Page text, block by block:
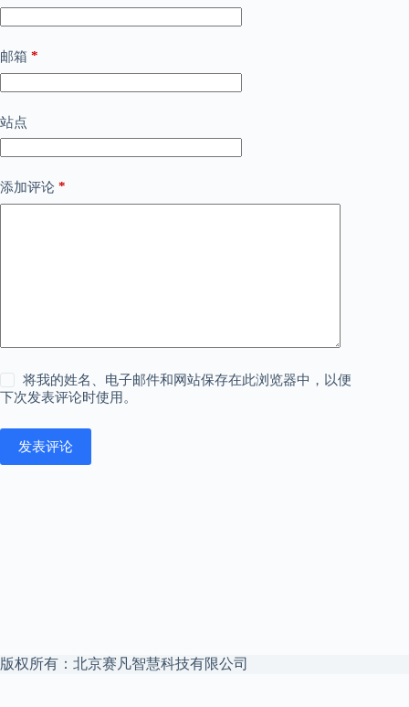
邮箱 *
站点
添加评论 *
将我的姓名、电子邮件和网站保存在此浏览器中，以便
下次发表评论时使用。
发表评论
版权所有：北京赛凡智慧科技有限公司